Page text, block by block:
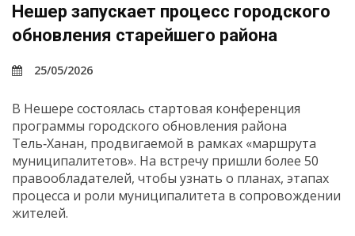
Нешер запускает процесс городского
обновления старейшего района
25/05/2026
В Нешере состоялась стартовая конференция
программы городского обновления района
Тель‑Ханан, продвигаемой в рамках «маршрута
муниципалитетов». На встречу пришли более 50
правообладателей, чтобы узнать о планах, этапах
процесса и роли муниципалитета в сопровождении
жителей.